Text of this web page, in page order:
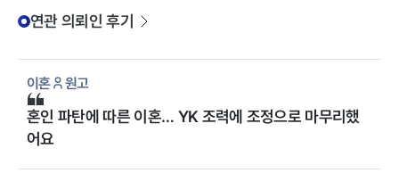
연관 의뢰인 후기
이혼 원고
혼인 파탄에 따른 이혼… YK 조력에 조정으로 마무리했
어요